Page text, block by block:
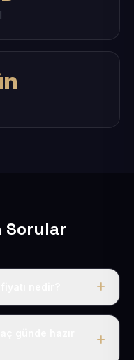
Sorular
KDV. Bu bedele alan